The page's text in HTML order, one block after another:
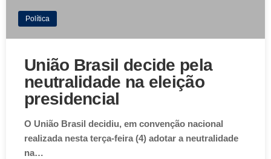
Política
União Brasil decide pela
neutralidade na eleição
presidencial
O União Brasil decidiu, em convenção nacional
realizada nesta terça-feira (4) adotar a neutralidade
na…